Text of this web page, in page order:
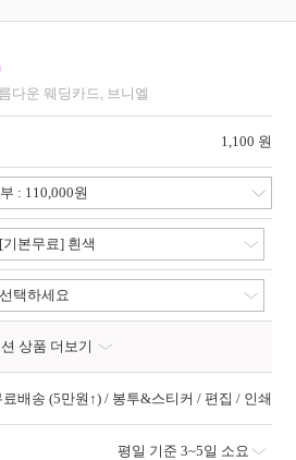
다운 웨딩카드, 브니엘
1,100 원
[기본무료] 흰색
선택하세요
상품 더보기
료배송 (5만원↑) / 봉투&스티커 / 편집 / 인쇄
평일 기준 3~5일 소요